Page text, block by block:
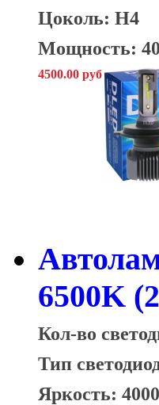
Цоколь: H4
Мощность:
4500.00 руб
6500K
Кол-во
Тип
Яркость: